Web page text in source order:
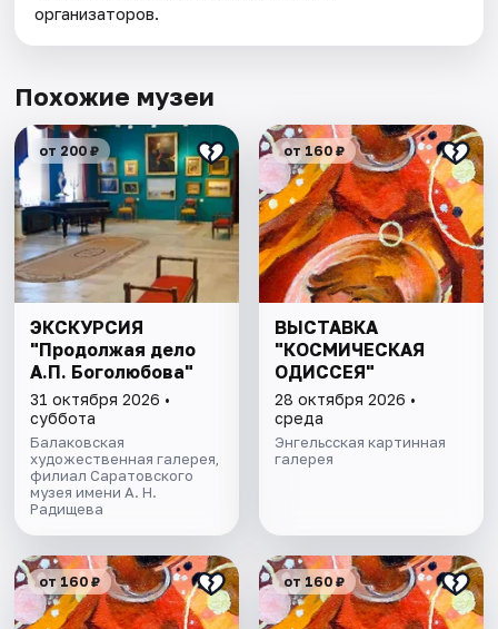
организаторов.
Похожие музеи
от 200 ₽
ЭКСКУРСИЯ
"Продолжая дело
А.П. Боголюбова"
31 октября 2026 •
суббота
Балаковская
художественная галерея,
филиал Саратовского
музея имени А. Н.
Радищева
от 160 ₽
ВЫСТАВКА
"КОСМИЧЕСКАЯ
ОДИССЕЯ"
28 октября 2026 •
среда
Энгельсская картинная
галерея
от 160 ₽ от 160 ₽